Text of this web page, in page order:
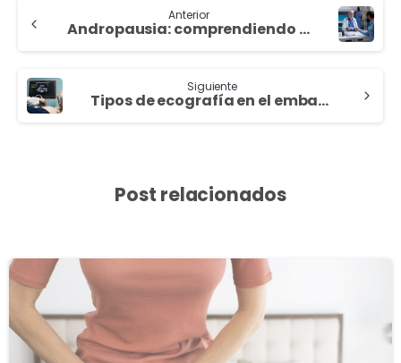
Anterior
Andropausia: comprendiendo la menopausia masculina
Siguiente
Tipos de ecografía en el embarazo: Métodos e interpretación de resultados
Post relacionados